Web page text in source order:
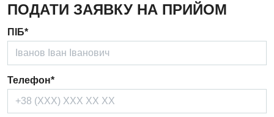
Дерматовенерологія
Дієтологія
Ендокринологія
Кардіологія
Кардіохірургія
ПОДАТИ ЗАЯВКУ НА ПРИЙОМ
ПІБ*
Телефон*